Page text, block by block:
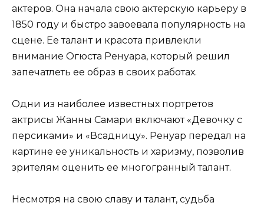
актеров. Она начала свою актерскую карьеру в
1850 году и быстро завоевала популярность на
сцене. Ее талант и красота привлекли
внимание Огюста Ренуара, который решил
запечатлеть ее образ в своих работах.
Одни из наиболее известных портретов
актрисы Жанны Самари включают «Девочку с
персиками» и «Всадницу». Ренуар передал на
картине ее уникальность и харизму, позволив
зрителям оценить ее многогранный талант.
Несмотря на свою славу и талант, судьба